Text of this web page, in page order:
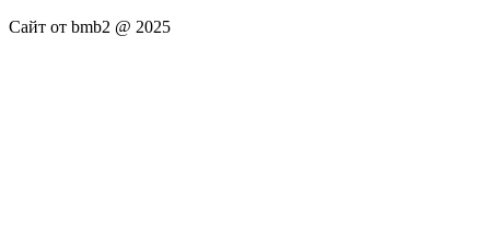
Сайт от bmb2 @ 2025